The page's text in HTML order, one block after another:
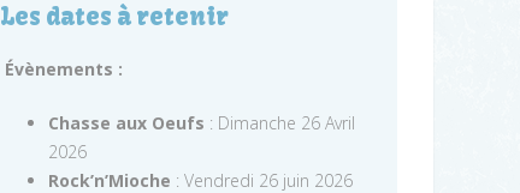
Les dates à retenir
Évènements :
Chasse aux Oeufs : Dimanche 26 Avril
2026
Rock’n’Mioche : Vendredi 26 juin 2026